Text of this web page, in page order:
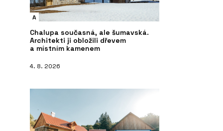
A
Chalupa současná, ale šumavská.
Architekti ji obložili dřevem
a místním kamenem
4. 8. 2026